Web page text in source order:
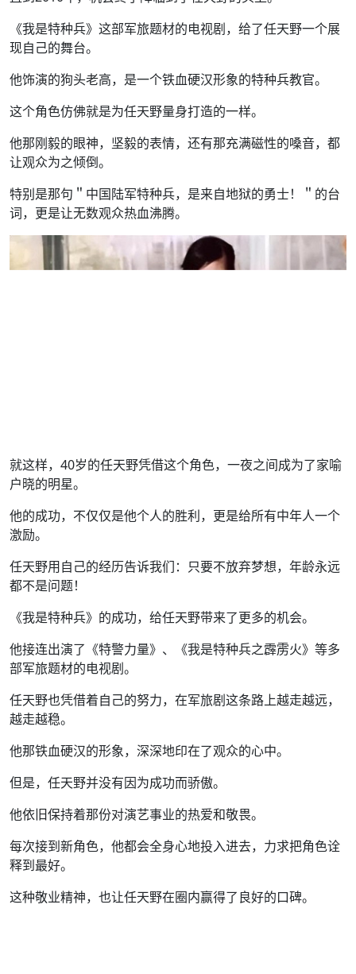
《我是特种兵》这部军旅题材的电视剧，给了任天野一个展
现自己的舞台。
他饰演的狗头老高，是一个铁血硬汉形象的特种兵教官。
这个角色仿佛就是为任天野量身打造的一样。
他那刚毅的眼神，坚毅的表情，还有那充满磁性的嗓音，都
让观众为之倾倒。
特别是那句＂中国陆军特种兵，是来自地狱的勇士！＂的台
词，更是让无数观众热血沸腾。
就这样，40岁的任天野凭借这个角色，一夜之间成为了家喻
户晓的明星。
他的成功，不仅仅是他个人的胜利，更是给所有中年人一个
激励。
任天野用自己的经历告诉我们：只要不放弃梦想，年龄永远
都不是问题！
《我是特种兵》的成功，给任天野带来了更多的机会。
他接连出演了《特警力量》、《我是特种兵之霹雳火》等多
部军旅题材的电视剧。
任天野也凭借着自己的努力，在军旅剧这条路上越走越远，
越走越稳。
他那铁血硬汉的形象，深深地印在了观众的心中。
但是，任天野并没有因为成功而骄傲。
他依旧保持着那份对演艺事业的热爱和敬畏。
每次接到新角色，他都会全身心地投入进去，力求把角色诠
释到最好。
这种敬业精神，也让任天野在圈内赢得了良好的口碑。